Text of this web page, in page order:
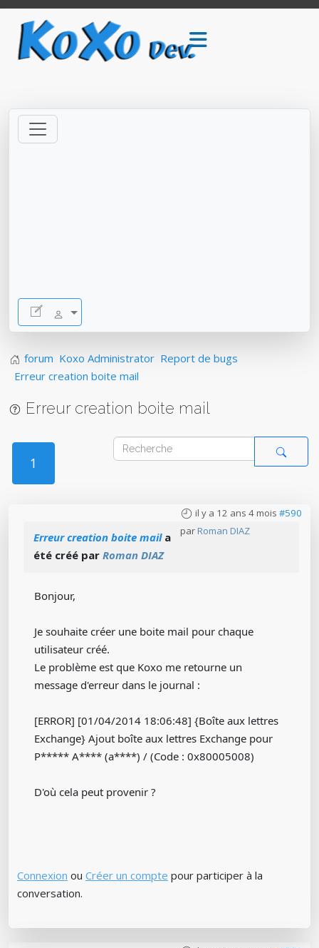
forum Koxo Administrator Report de bugs
Erreur creation boite mail
Erreur creation boite mail
1
il y a 12 ans 4 mois #590
par Roman DIAZ
Erreur creation boite maila
été créé par Roman DIAZ
Bonjour,
Je souhaite créer une boite mail pour chaque
utilisateur créé.
Le problème est que Koxo me retourne un
message d'erreur dans le journal :
[ERROR] [01/04/2014 18:06:48] {Boîte aux lettres
Exchange} Ajout boîte aux lettres Exchange pour
P***** A**** (a****) / (Code : 0x80005008)
D'où cela peut provenir ?
Connexion ou Créer un compte pour participer à la
conversation.